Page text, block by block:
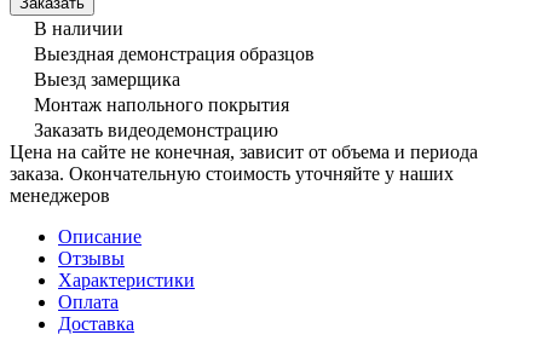
В наличии
Выездная демонстрация образцов
Выезд замерщика
Монтаж напольного покрытия
Заказать видеодемонстрацию
Цена на сайте не конечная, зависит от объема и периода
заказа. Окончательную стоимость уточняйте у наших
менеджеров
Описание
Отзывы
Характеристики
Оплата
Доставка